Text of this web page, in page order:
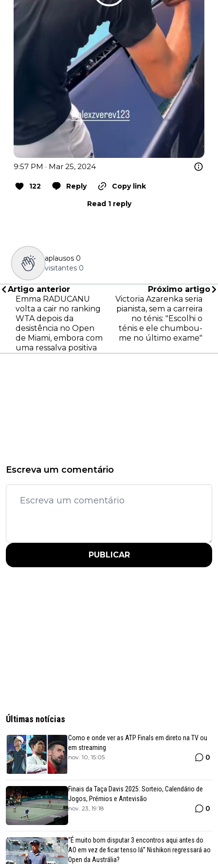
9:57 PM · Mar 25, 2024
122 Reply
Copy link
Read 1 reply
aplausos 0
visitantes 0
Artigo anterior
Emma RADUCANU
volta a cair no ranking
WTA depois da
desistência no Open
de Miami, embora com
uma ressalva positiva
Próximo artigo
Victoria Azarenka seria
pianista, sem a carreira
no ténis: "Escolhi o
ténis e ele chumbou-
me no último exame"
Escreva um comentário
PUBLICAR
Últimas notícias
Como e onde ver as ATP Finals em direto na TV ou
em streaming
nov. 10, 15:05 0
Finais da Taça Davis 2025: Sorteio, Calendário de
Jogos, Prémios e Antevisão
nov. 23, 19:18 0
“É muito bom disputar 3 encontros aqui antes do
AO em vez de ficar tenso lá” Nishikori regressará ao
Open da Austrália?